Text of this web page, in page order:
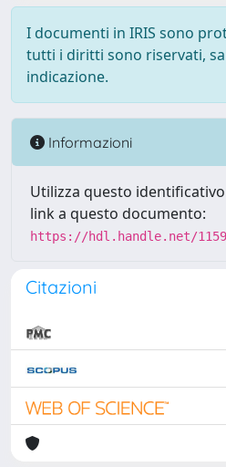
I documenti in IRIS sono
tutti i diritti sono riservati,
indicazione.
Informazioni
Utilizza questo
link a questo documento:
https://hdl.handle.net/
Citazioni